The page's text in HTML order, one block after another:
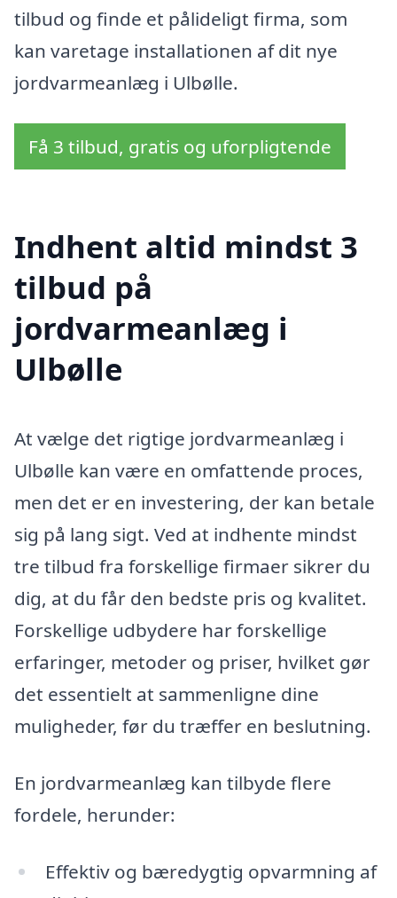
tilbud og finde et pålideligt firma, som
kan varetage installationen af dit nye
jordvarmeanlæg i Ulbølle.
Få 3 tilbud, gratis og uforpligtende
Indhent altid mindst 3
tilbud på
jordvarmeanlæg i
Ulbølle
At vælge det rigtige jordvarmeanlæg i
Ulbølle kan være en omfattende proces,
men det er en investering, der kan betale
sig på lang sigt. Ved at indhente mindst
tre tilbud fra forskellige firmaer sikrer du
dig, at du får den bedste pris og kvalitet.
Forskellige udbydere har forskellige
erfaringer, metoder og priser, hvilket gør
det essentielt at sammenligne dine
muligheder, før du træffer en beslutning.
En jordvarmeanlæg kan tilbyde flere
fordele, herunder:
Effektiv og bæredygtig opvarmning af